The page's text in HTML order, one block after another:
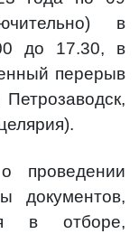
в
до 17.30, в
перерыв
Петрозаводск,
проведении
документов,
в отборе,